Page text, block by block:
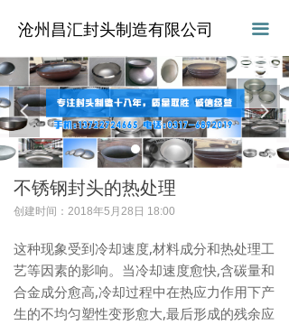
沧州昌汇封头制造有限公司 끀
넳 넲
不锈钢封头的热处理
创建时间： 2018年5月28日 18:00
这种现象受到冷却速度,材料成分和热处理工
艺等因素的影响。当冷却速度愈快,含碳量和
合金成分愈高,冷却过程中在热应力作用下产
生的不均匀塑性变形愈大,最后形成的残余应